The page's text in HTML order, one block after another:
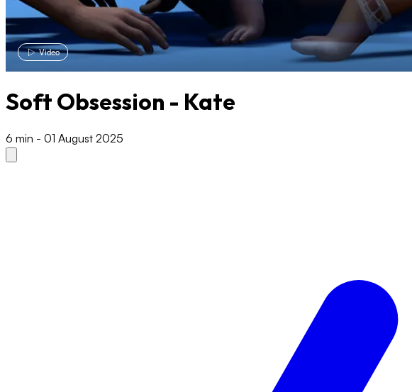
Video
Soft Obsession - Kate
6 min - 01 August 2025